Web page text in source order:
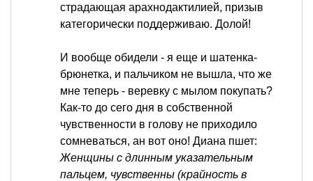
страдающая арахнодактилией, призыв
категорически поддерживаю. Долой!
И вообще обидели - я еще и шатенка-
брюнетка, и пальчиком не вышла, что же
мне теперь - веревку с мылом покупать?
Как-то до сего дня в собственной
чувственности в голову не приходило
сомневаться, ан вот оно! Диана пшет:
Женщины с длинным указательным
пальцем, чувственны (крайность в